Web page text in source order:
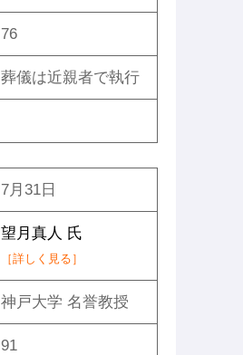
76
葬儀は近親者で執行
7月31日
望月真人 氏
［詳しく見る］
神戸大学 名誉教授
91